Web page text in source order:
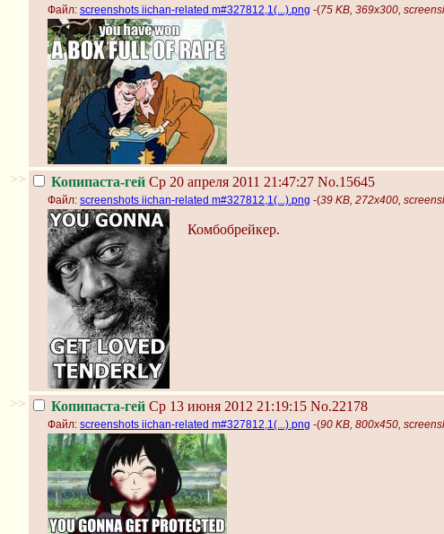
Файл: screenshots iichan-related m#327812,1(...).png -(75 KB, 369x300,
>> Копипаста-гей Ср 20 апреля 2011 21:47:27 No.15645
Файл: screenshots iichan-related m#327812,1(...).png -(39 KB, 272x400,
Комбобрейкер.
>> Копипаста-гей Ср 13 июня 2012 21:19:15 No.22178
Файл: screenshots iichan-related m#327812,1(...).png -(90 KB, 800x450,